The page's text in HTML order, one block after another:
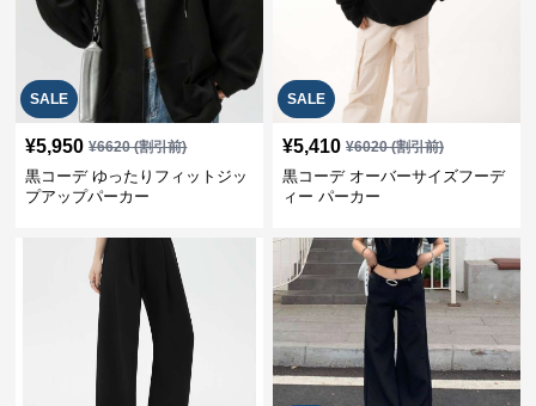
SALE
¥5,950 ¥6620(割引前)
黒コーデ ゆったりフィットジッ
プアップパーカー
SALE
¥5,410 ¥6020(割引前)
黒コーデ オーバーサイズフーデ
ィー パーカー